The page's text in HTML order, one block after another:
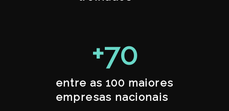
entre as 100 maiores
empresas nacionais
+70